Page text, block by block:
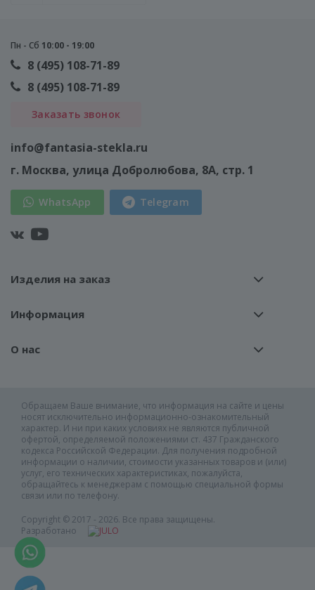
Пн - Сб 10:00 - 19:00
8 (495) 108-71-89
8 (495) 108-71-89
Заказать звонок
info@fantasia-stekla.ru
г. Москва, улица Добролюбова, 8А, стр. 1
WhatsApp Telegram
Изделия на заказ
Информация
О нас
Обращаем Ваше внимание, что информация на сайте и цены
носят исключительно информационно-ознакомительный
характер. И ни при каких условиях не являются публичной
офертой, определяемой положениями ст. 437 Гражданского
кодекса Российской Федерации. Для получения подробной
информации о наличии, стоимости указанных товаров и (или)
услуг, его технических характеристиках, пожалуйста,
обращайтесь к менеджерам с помощью специальной формы
связи или по телефону.
Copyright © 2017 - 2026. Все права защищены.
Разработано